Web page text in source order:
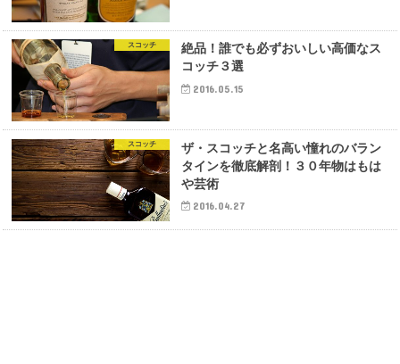
スコッチ
絶品！誰でも必ずおいしい高価なス
コッチ３選
2016.05.15
スコッチ
ザ・スコッチと名高い憧れのバラン
タインを徹底解剖！３０年物はもは
や芸術
2016.04.27